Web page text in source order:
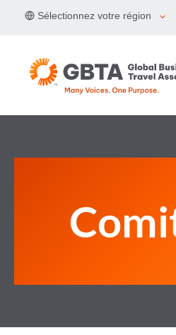
Sélectionnez votre région